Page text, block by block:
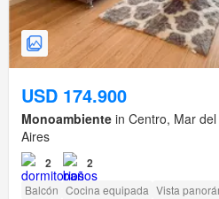
USD 174.900
Monoambiente in Centro, Mar
Aires
2 2
Balcón Cocina equipada Vista